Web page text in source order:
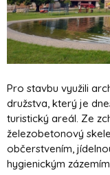
Pro stavbu využili
družstva, který je
turistický areál. Ze
železobetonový
občerstvením,
hygienickým